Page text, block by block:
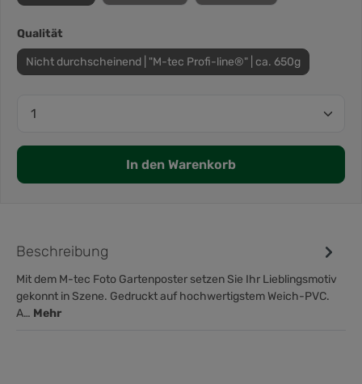
Qualität
Nicht durchscheinend | "M-tec Profi-line®" | ca. 650g
In den Warenkorb
Beschreibung
Mit dem M-tec Foto Gartenposter setzen Sie Ihr Lieblingsmotiv
gekonnt in Szene. Gedruckt auf hochwertigstem Weich-PVC.
A… Mehr